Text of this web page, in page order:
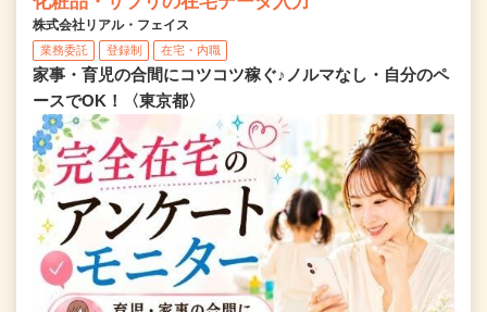
株式会社リアル・フェイス
業務委託 登録制 在宅・内職
家事・育児の合間にコツコツ稼ぐ♪ノルマなし・自分のペ
ースでOK！〈東京都〉